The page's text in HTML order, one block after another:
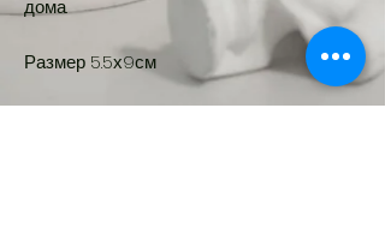
дома.
Размер 5.5х9см